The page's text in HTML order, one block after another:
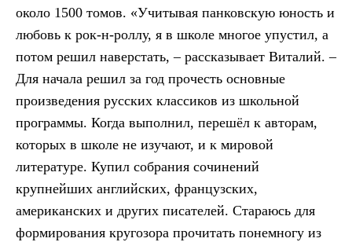
около 1500 томов. «Учитывая панковскую юность и
любовь к рок-н-роллу, я в школе многое упустил, а
потом решил наверстать, – рассказывает Виталий. –
Для начала решил за год прочесть основные
произведения русских классиков из школьной
программы. Когда выполнил, перешёл к авторам,
которых в школе не изучают, и к мировой
литературе. Купил собрания сочинений
крупнейших английских, французских,
американских и других писателей. Стараюсь для
формирования кругозора прочитать понемногу из